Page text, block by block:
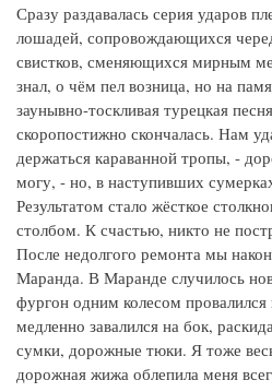
Сразу раздавалась серия ударов
лошадей, сопровождающихся
свистков, сменяющихся мирным
знал, о чём пел возница, но на
заунывно-тоскливая турецкая
скоропостижно скончалась. Нам
держаться караванной тропы, -
могу, - но, в наступивших
Результатом стало жёсткое
столбом. К счастью, никто не
После недолгого ремонта мы
Маранда. В Маранде случилось
фургон одним колесом
медленно завалился на бок,
сумки, дорожные тюки. Я тоже
дорожная жижа облепила меня